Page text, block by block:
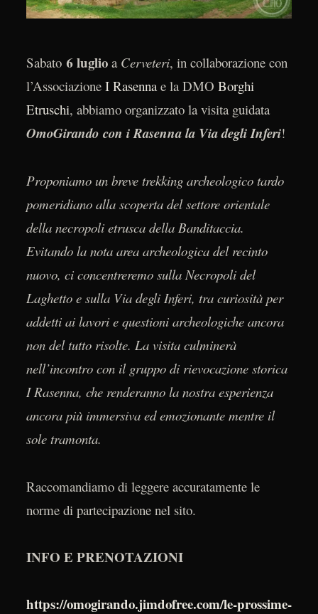
Sabato 6 luglioa Cerveteri, in collaborazione con
l’Associazione I Rasennae la DMO Borghi
Etruschi, abbiamo organizzato la visita guidata
OmoGirando con i Rasenna la Via degli Inferi!
Proponiamo un breve trekking archeologico tardo
pomeridiano alla scoperta del settore orientale
della necropoli etrusca della Banditaccia.
Evitando la nota area archeologica del recinto
nuovo, ci concentreremo sulla Necropoli del
Laghetto e sulla Via degli Inferi, tra curiosità per
addetti ai lavori e questioni archeologiche ancora
non del tutto risolte. La visita culminerà
nell’incontro con il gruppo di rievocazione storica
I Rasenna, che renderanno la nostra esperienza
ancora più immersiva ed emozionante mentre il
sole tramonta.
Raccomandiamo di leggere accuratamente le
norme di partecipazione nel sito.
INFO E PRENOTAZIONI
https://omogirando.jimdofree.com/le-prossime-